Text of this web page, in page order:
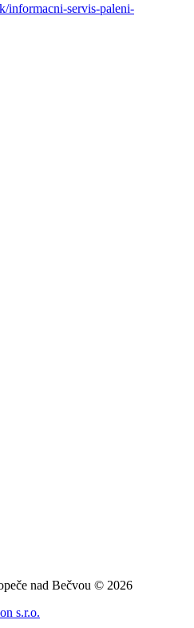
informacni-servis-paleni-
nad Bečvou © 2026
s.r.o.